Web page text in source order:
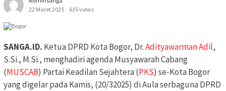
22 Maret 2025
635 views
SANGA.ID. Ketua DPRD Kota Bogor, Dr.Adityawarman Adil,
S.Si., M.Si., menghadiri agenda Musyawarah Cabang
(MUSCAB) Partai Keadilan Sejahtera (PKS) se-Kota Bogor
yang digelar pada Kamis, (20/32025) di Aula serbaguna DPRD